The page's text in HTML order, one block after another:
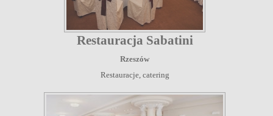
Restauracja Sabatini
Rzeszów
Restauracje, catering